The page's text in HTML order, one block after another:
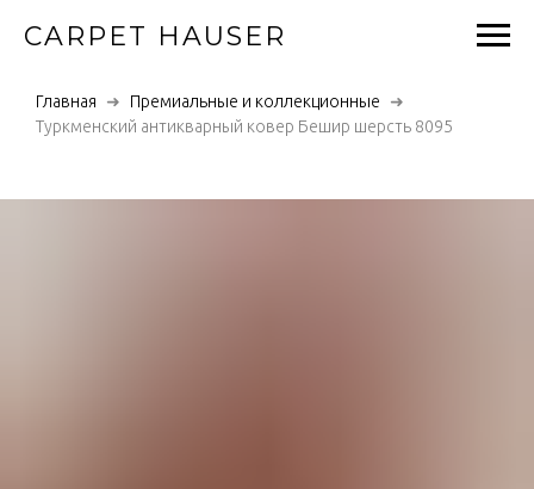
CARPET HAUSER
Главная
Премиальные и коллекционные
Туркменский антикварный ковер Бешир шерсть 8095